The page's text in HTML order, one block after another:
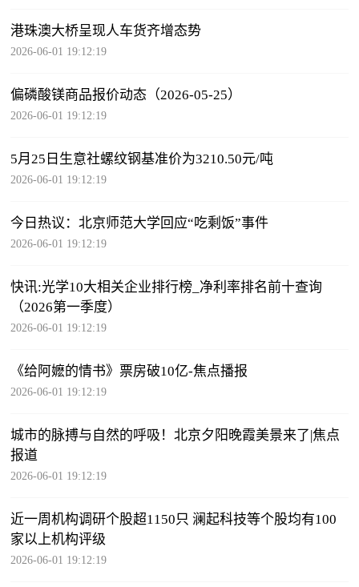
港珠澳大桥呈现人车货齐增态势
2026-06-01 19:12:19
偏磷酸镁商品报价动态（2026-05-25）
2026-06-01 19:12:19
5月25日生意社螺纹钢基准价为3210.50元/吨
2026-06-01 19:12:19
今日热议：北京师范大学回应“吃剩饭”事件
2026-06-01 19:12:19
快讯:光学10大相关企业排行榜_净利率排名前十查询
（2026第一季度）
2026-06-01 19:12:19
《给阿嬷的情书》票房破10亿-焦点播报
2026-06-01 19:12:19
城市的脉搏与自然的呼吸！北京夕阳晚霞美景来了|焦点
报道
2026-06-01 19:12:19
近一周机构调研个股超1150只 澜起科技等个股均有100
家以上机构评级
2026-06-01 19:12:19